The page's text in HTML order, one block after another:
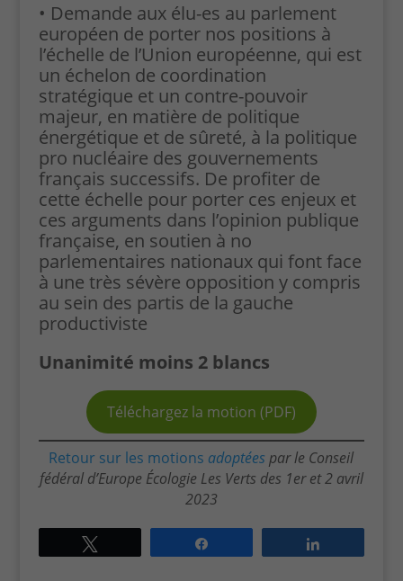
• Demande aux élu-es au parlement
européen de porter nos positions à
l’échelle de l’Union européenne, qui est
un échelon de coordination
stratégique et un contre-pouvoir
majeur, en matière de politique
énergétique et de sûreté, à la politique
pro nucléaire des gouvernements
français successifs. De profiter de
cette échelle pour porter ces enjeux et
ces arguments dans l’opinion publique
française, en soutien à no
parlementaires nationaux qui font face
à une très sévère opposition y compris
au sein des partis de la gauche
productiviste
Unanimité moins 2 blancs
Téléchargez la motion (PDF)
Retour sur les motions adoptées par le Conseil
fédéral d’Europe Écologie Les Verts des 1er et 2 avril
2023